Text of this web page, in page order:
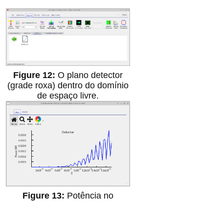
O plano detector
(grade roxa) dentro do domínio
de espaço livre.
Potência no